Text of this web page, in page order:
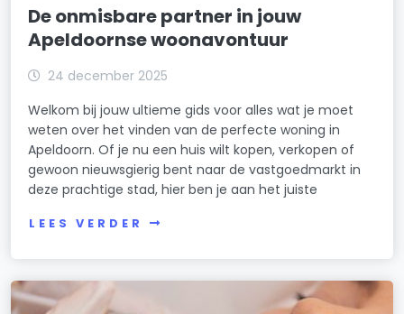
De onmisbare partner in jouw
Apeldoornse woonavontuur
24 december 2025
Welkom bij jouw ultieme gids voor alles wat je moet
weten over het vinden van de perfecte woning in
Apeldoorn. Of je nu een huis wilt kopen, verkopen of
gewoon nieuwsgierig bent naar de vastgoedmarkt in
deze prachtige stad, hier ben je aan het juiste
LEES VERDER